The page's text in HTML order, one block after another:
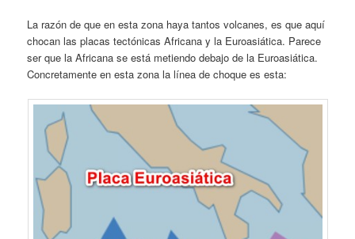
La razón de que en esta zona haya tantos volcanes, es que aquí
chocan las placas tectónicas Africana y la Euroasiática. Parece
ser que la Africana se está metiendo debajo de la Euroasiática.
Concretamente en esta zona la línea de choque es esta: